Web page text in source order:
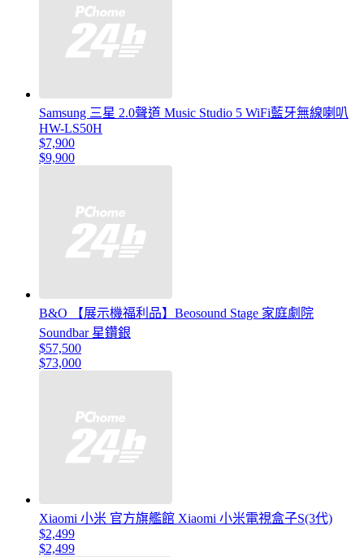
Samsung 三星 2.0聲道 Music Studio 5 WiFi藍牙無線喇叭
HW-LS50H
$7,900
$9,900
B&O 【展示機福利品】Beosound Stage 家庭劇院
Soundbar 星鑽銀
$57,500
$73,000
Xiaomi 小米 官方旗艦館 Xiaomi 小米電視盒子S(3代)
$2,499
$2,499